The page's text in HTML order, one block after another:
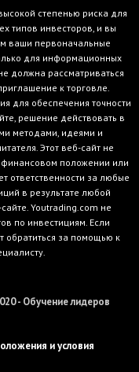
степенью риска для
типов инвесторов, и вы
ваши первоначальные
для информационных
должна рассматриваться
к торговле.
для обеспечения точности
решение действовать в
методами, идеями и
Этот веб-сайт не
положении или
ответственности за любые
в результате любой
Youtrading.com не
по инвестициям. Если
обратиться за помощью к
- Обучение лидеров
и условия